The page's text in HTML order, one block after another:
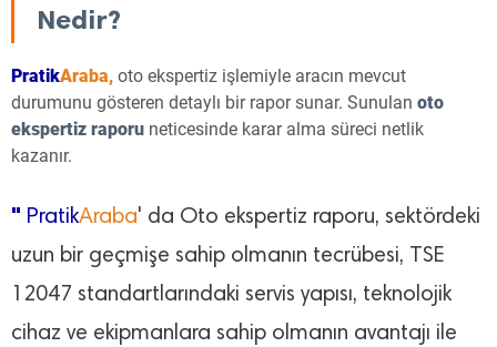
Nedir?
PratikAraba, oto ekspertiz işlemiyle aracın mevcut
durumunu gösteren detaylı bir rapor sunar. Sunulan oto
ekspertiz raporu neticesinde karar alma süreci netlik
kazanır.
" PratikAraba' da Oto ekspertiz raporu, sektördeki
uzun bir geçmişe sahip olmanın tecrübesi, TSE
12047 standartlarındaki servis yapısı, teknolojik
cihaz ve ekipmanlara sahip olmanın avantajı ile